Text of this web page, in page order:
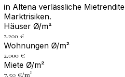
in Altena verlässliche
Marktrisiken.
Häuser Ø/m²
2.200 €
Wohnungen Ø/m²
2.000 €
Miete Ø/m²
7,50 €/m²